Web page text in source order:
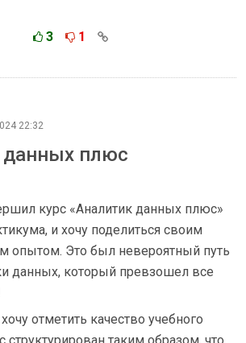
3 1
22:32
данных плюс
курс «Аналитик данных плюс»
и хочу поделиться своим
опытом. Это был невероятный путь
данных, который превзошел все
отметить качество учебного